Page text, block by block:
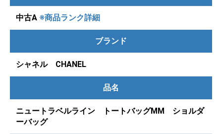
中古A ※商品ランク詳細
ブランド
シャネル CHANEL
品名
ニュートラベルライン トートバッグMM ショルダ
ーバッグ